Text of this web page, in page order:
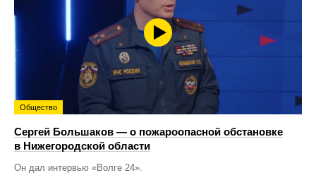
Общество
Сергей Большаков — о пожароопасной обстановке
в Нижегородской области
Он дал интервью «Волге 24».